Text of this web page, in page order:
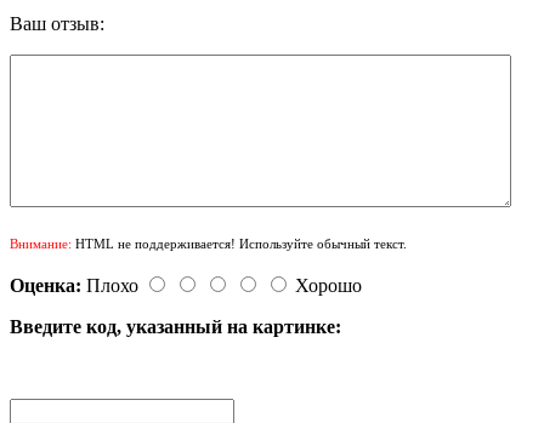
Ваш отзыв:
Внимание: HTML не поддерживается! Используйте обычный текст.
Оценка: Плохо
Хорошо
Введите код, указанный на картинке: